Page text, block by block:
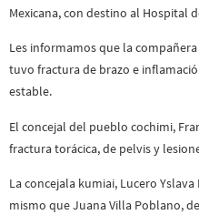
Mexicana, con destino al Hospital
Les informamos que la
tuvo fractura de brazo e
estable.
El concejal del pueblo cochimi,
fractura torácica, de pelvis y
La concejala kumiai, Lucero
mismo que Juana Villa Poblano,